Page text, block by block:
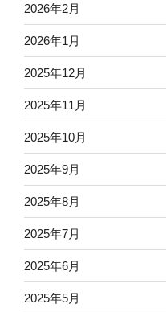
2026年2月
2026年1月
2025年12月
2025年11月
2025年10月
2025年9月
2025年8月
2025年7月
2025年6月
2025年5月